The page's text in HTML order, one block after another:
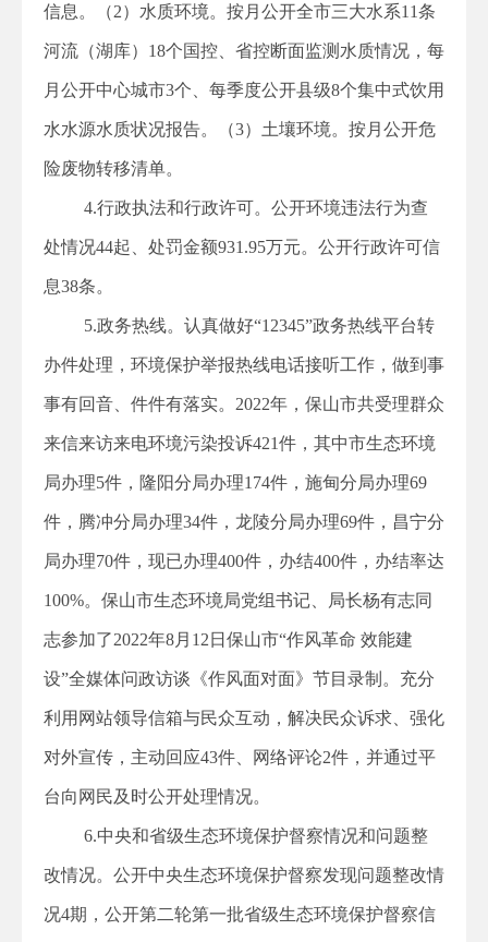
信息。（2）水质环境。按月公开全市三大水系11条
河流（湖库）18个国控、省控断面监测水质情况，每
月公开中心城市3个、每季度公开县级8个集中式饮用
水水源水质状况报告。（3）土壤环境。按月公开危
险废物转移清单。
4.行政执法和行政许可。公开环境违法行为查
处情况44起、处罚金额931.95万元。公开行政许可信
息38条。
5.政务热线。认真做好“12345”政务热线平台转
办件处理，环境保护举报热线电话接听工作，做到事
事有回音、件件有落实。2022年，保山市共受理群众
来信来访来电环境污染投诉421件，其中市生态环境
局办理5件，隆阳分局办理174件，施甸分局办理69
件，腾冲分局办理34件，龙陵分局办理69件，昌宁分
局办理70件，现已办理400件，办结400件，办结率达
100%。保山市生态环境局党组书记、局长杨有志同
志参加了2022年8月12日保山市“作风革命 效能建
设”全媒体问政访谈《作风面对面》节目录制。充分
利用网站领导信箱与民众互动，解决民众诉求、强化
对外宣传，主动回应43件、网络评论2件，并通过平
台向网民及时公开处理情况。
6.中央和省级生态环境保护督察情况和问题整
改情况。公开中央生态环境保护督察发现问题整改情
况4期，公开第二轮第一批省级生态环境保护督察信